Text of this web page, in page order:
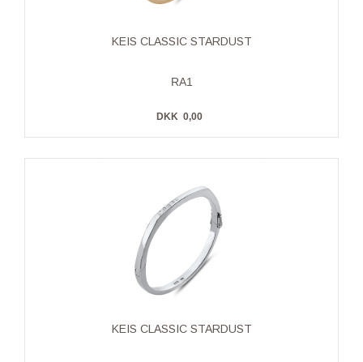
KEIS CLASSIC STARDUST
RA1
DKK 0,00
KEIS CLASSIC STARDUST